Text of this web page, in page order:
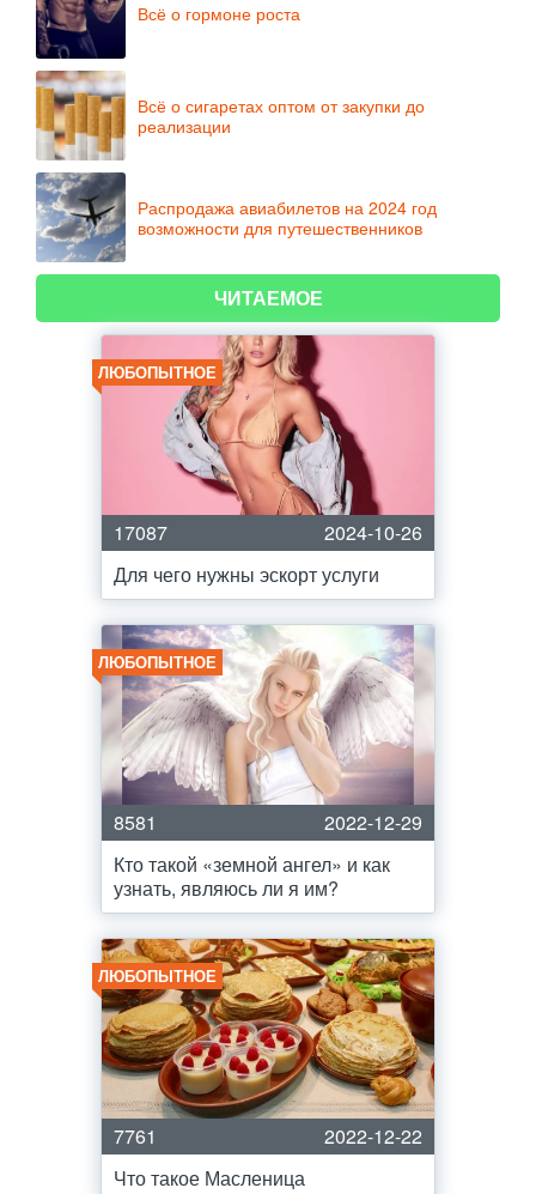
Всё о гормоне роста
Всё о сигаретах оптом от закупки до
реализации
Распродажа авиабилетов на 2024 год
возможности для путешественников
ЧИТАЕМОЕ
ЛЮБОПЫТНОЕ
17087
2024-10-26
Для чего нужны эскорт услуги
ЛЮБОПЫТНОЕ
8581
2022-12-29
Кто такой «земной ангел» и как
узнать, являюсь ли я им?
ЛЮБОПЫТНОЕ
7761
2022-12-22
Что такое Масленица